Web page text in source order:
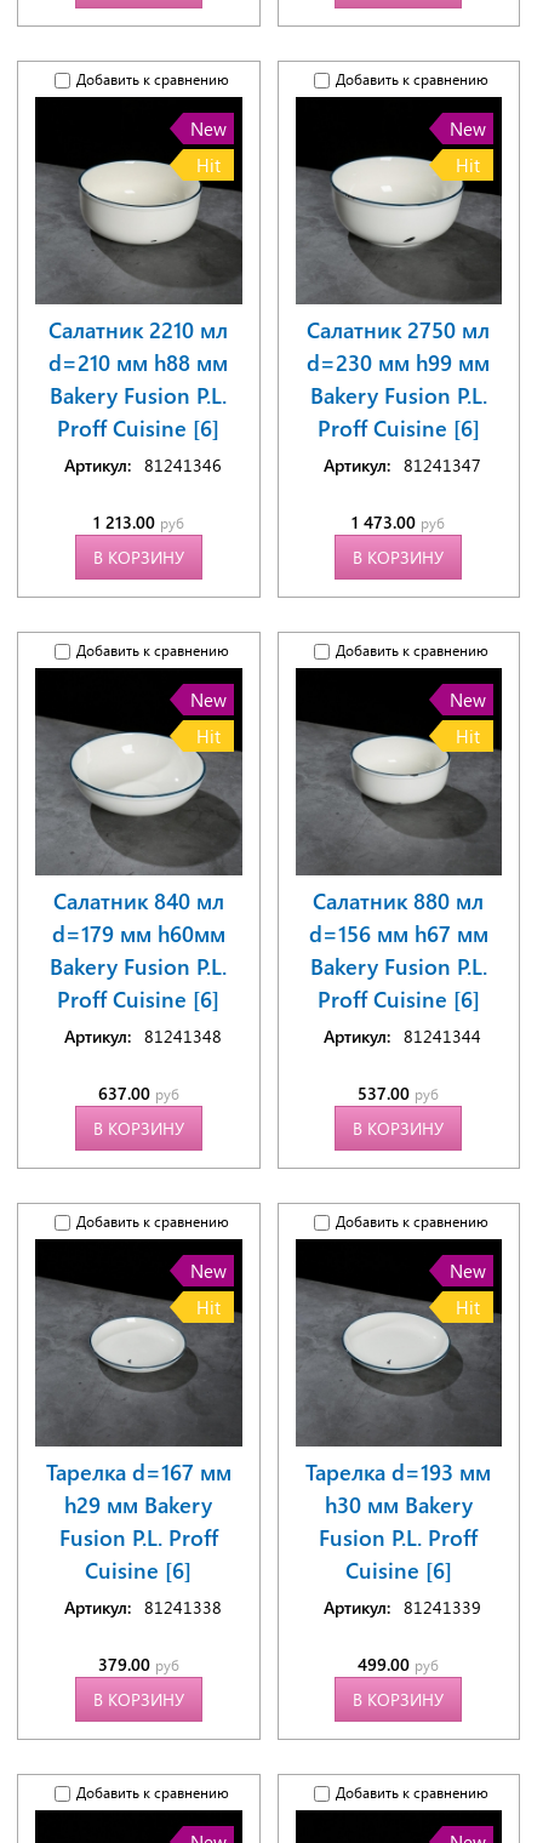
Добавить к сравнению
New
Hit
Салатник 2210 мл
d=210 мм h88 мм
Bakery Fusion P.L.
Proff Cuisine [6]
Артикул: 81241346
1 213.00 руб
В КОРЗИНУ
Добавить к сравнению
New
Hit
Салатник 2750 мл
d=230 мм h99 мм
Bakery Fusion P.L.
Proff Cuisine [6]
Артикул: 81241347
1 473.00 руб
В КОРЗИНУ
Добавить к сравнению
New
Hit
Салатник 840 мл
d=179 мм h60мм
Bakery Fusion P.L.
Proff Cuisine [6]
Артикул: 81241348
637.00 руб
В КОРЗИНУ
Добавить к сравнению
New
Hit
Салатник 880 мл
d=156 мм h67 мм
Bakery Fusion P.L.
Proff Cuisine [6]
Артикул: 81241344
537.00 руб
В КОРЗИНУ
Добавить к сравнению
New
Hit
Тарелка d=167 мм
h29 мм Bakery
Fusion P.L. Proff
Cuisine [6]
Артикул: 81241338
379.00 руб
В КОРЗИНУ
Добавить к сравнению
New
Hit
Тарелка d=193 мм
h30 мм Bakery
Fusion P.L. Proff
Cuisine [6]
Артикул: 81241339
499.00 руб
В КОРЗИНУ
Добавить к сравнению Добавить к сравнению